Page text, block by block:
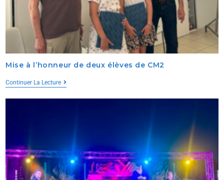
Mise à l’honneur de deux élèves de CM2
Continuer La Lecture